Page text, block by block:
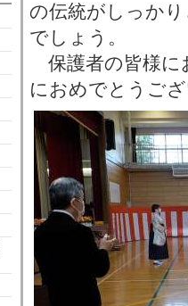
の伝統がしっか
でしょう。
保護者の皆様に
におめでとうご